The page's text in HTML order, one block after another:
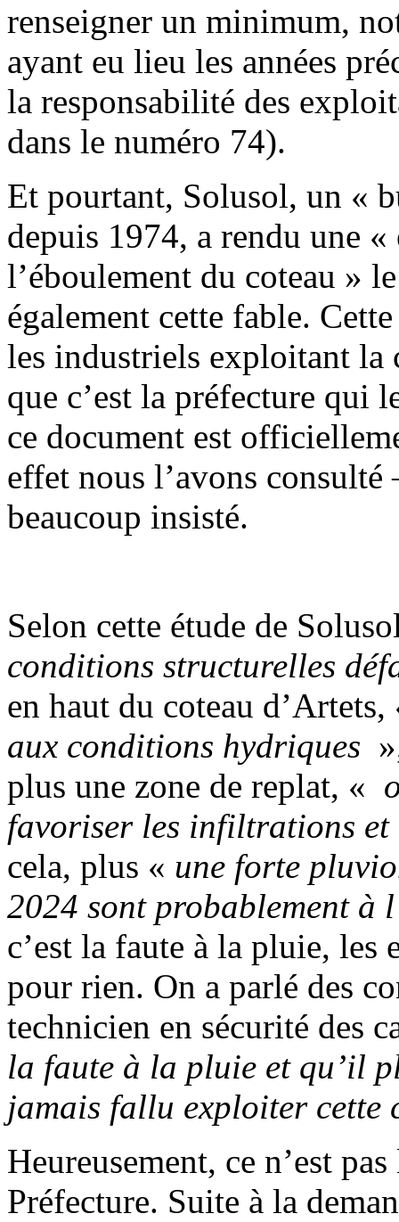
renseigner un minimum,
ayant eu lieu les années
la responsabilité des
dans le numéro 74).
Et pourtant, Solusol, un «
depuis 1974, a rendu une
l’éboulement du coteau »
également cette fable.
les industriels exploitant la
que c’est la préfecture qui
ce document est
effet nous l’avons
beaucoup insisté.
Selon cette étude de
conditions structurelles
en haut du coteau
aux conditions hydriques
plus une zone de replat, «
favoriser les infiltrations et
cela, plus « une forte
2024 sont probablement à
c’est la faute à la pluie, les
pour rien. On a parlé des
technicien en sécurité des
la faute à la pluie et qu’il
jamais fallu exploiter cette
Heureusement, ce n’est
Préfecture. Suite à la